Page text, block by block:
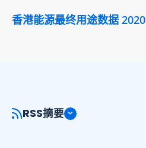
香港能源最终用途数据 2020
RSS摘要